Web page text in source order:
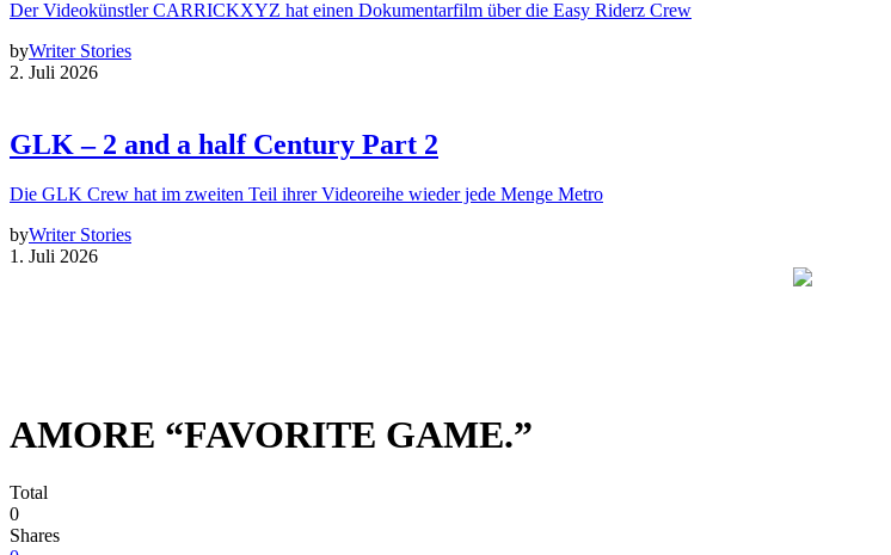
Der Videokünstler CARRICKXYZ hat einen Dokumentarfilm über die Easy Riderz Crew
byWriter Stories
2. Juli 2026
GLK – 2 and a half Century Part 2
Die GLK Crew hat im zweiten Teil ihrer Videoreihe wieder jede Menge Metro
byWriter Stories
1. Juli 2026
AMORE “FAVORITE GAME.”
Total
0
Shares